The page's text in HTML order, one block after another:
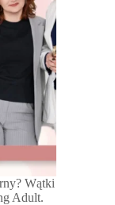
Wątki
Adult.